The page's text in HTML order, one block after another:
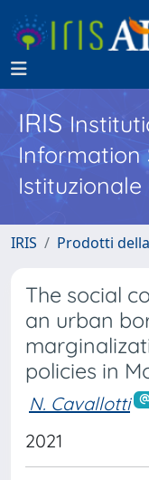
IRIS
Information
IRIS Prodotti
The social
an urban
policies in
N. Cavallotti
2021